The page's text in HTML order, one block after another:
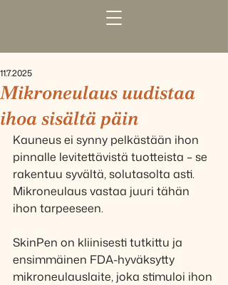
Mikroneulaus uudistaa
ihoa sisältä päin
11.7.2025
Kauneus ei synny pelkästään ihon
pinnalle levitettävistä tuotteista – se
rakentuu syvältä, solutasolta asti.
Mikroneulaus vastaa juuri tähän
ihon tarpeeseen.
SkinPen on kliinisesti tutkittu ja
ensimmäinen FDA-hyväksytty
mikroneulauslaite, joka stimuloi ihon